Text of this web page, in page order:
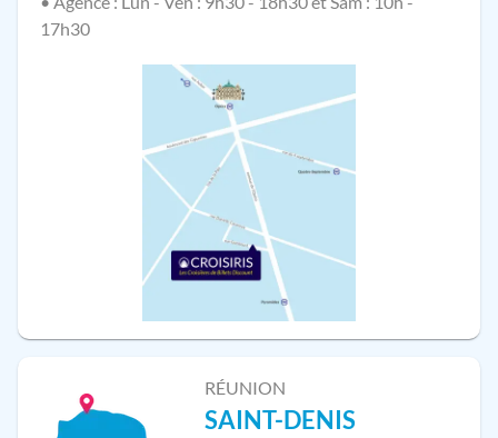
17h30
RÉUNION
SAINT-DENIS